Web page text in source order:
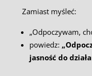
Zamiast myśleć:
„Odpoczywam,
powiedz:
jasność do